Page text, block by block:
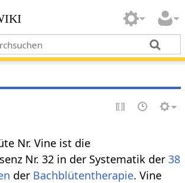
Nr. Vine ist die
Nr. 32 in der Systematik der38
der Bachblütentherapie. Vine